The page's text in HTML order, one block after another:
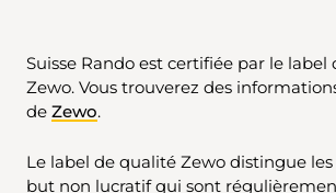
Suisse Rando est certifiée par le label
Zewo. Vous trouverez des
de Zewo.
Le label de qualité Zewo distingue
but non lucratif qui sont